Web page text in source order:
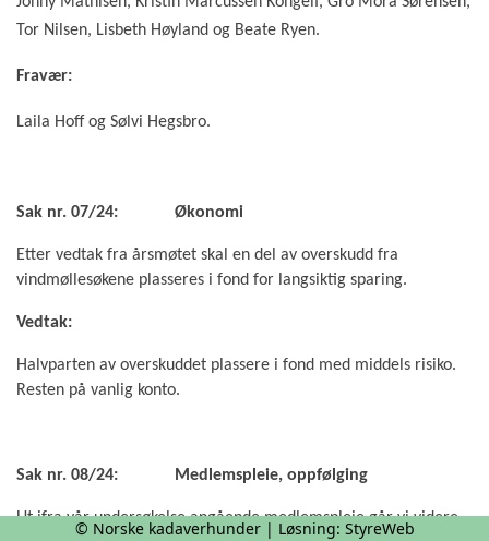
Tor Nilsen, Lisbeth Høyland og Beate Ryen.
Fravær:
Laila Hoff og Sølvi Hegsbro.
Sak nr. 07/24: Økonomi
Etter vedtak fra årsmøtet skal en del av overskudd fra
vindmøllesøkene plasseres i fond for langsiktig sparing.
Vedtak:
Halvparten av overskuddet plassere i fond med middels risiko.
Resten på vanlig konto.
Sak nr. 08/24: Medlemspleie, oppfølging
Ut ifra vår undersøkelse angående medlemspleie går vi videre
© Norske kadaverhunder | Løsning: StyreWeb